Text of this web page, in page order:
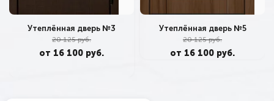
Утеплённая дверь №3
20 125 руб.
от 16 100 руб.
Утеплённая дверь №5
20 125 руб.
от 16 100 руб.